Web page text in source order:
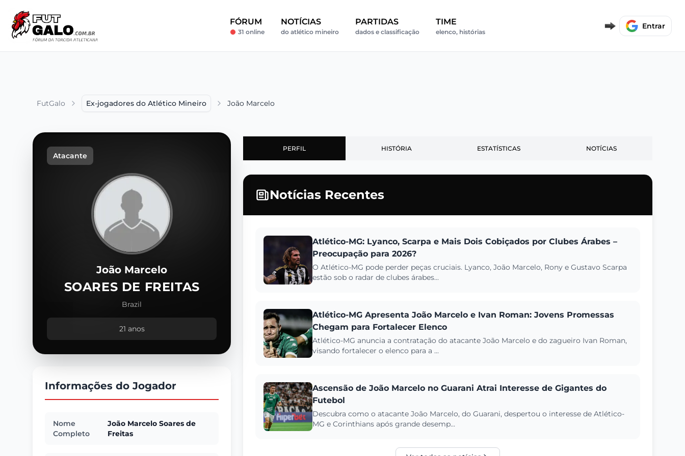
FÓRUM
31 online
NOTÍCIAS
do atlético mineiro
PARTIDAS
dados e classificação
TIME
elenco, histórias
Entrar
FutGalo Ex-jogadores do Atlético Mineiro João Marcelo
Atacante
João Marcelo
SOARES DE FREITAS
Brazil
21 anos
Informações do Jogador
Nome
Completo
João Marcelo Soares de
Freitas
PERFIL HISTÓRIA ESTATÍSTICAS NOTÍCIAS
Notícias Recentes
Atlético-MG: Lyanco, Scarpa e Mais Dois Cobiçados por Clubes Árabes –
Preocupação para 2026?
O Atlético-MG pode perder peças cruciais. Lyanco, João Marcelo, Rony e Gustavo Scarpa
estão sob o radar de clubes árabes...
Atlético-MG Apresenta João Marcelo e Ivan Roman: Jovens Promessas
Chegam para Fortalecer Elenco
Atlético-MG anuncia a contratação do atacante João Marcelo e do zagueiro Ivan Roman,
visando fortalecer o elenco para a ...
Ascensão de João Marcelo no Guarani Atrai Interesse de Gigantes do
Futebol
Descubra como o atacante João Marcelo, do Guarani, despertou o interesse de Atlético-
MG e Corinthians após grande desemp...